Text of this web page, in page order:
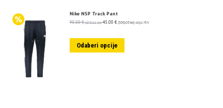
Nike NSP Track Pant
90.00€ (678.11 kn) 45.00 € (339.05 kn) uključ. PDV
Odaberi opcije